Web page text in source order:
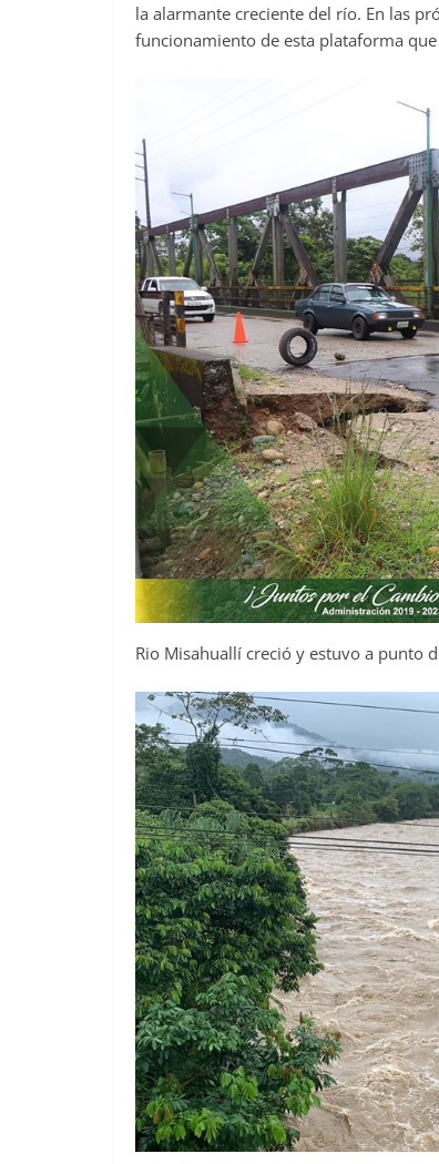
la alarmante creciente del río. En las
funcionamiento de esta plataforma
Rio Misahuallí creció y estuvo a punto